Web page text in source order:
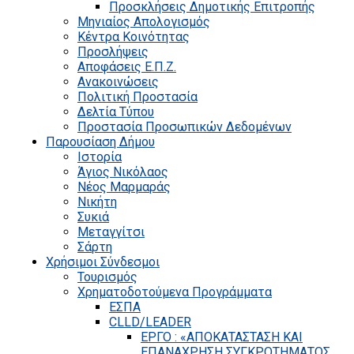
Προσκλήσεις Δημοτικής Επιτροπής
Μηνιαίος Απολογισμός
Κέντρα Κοινότητας
Προσλήψεις
Αποφάσεις Ε.Π.Ζ.
Ανακοινώσεις
Πολιτική Προστασία
Δελτία Τύπου
Προστασία Προσωπικών Δεδομένων
Παρουσίαση Δήμου
Ιστορία
Άγιος Νικόλαος
Νέος Μαρμαράς
Νικήτη
Συκιά
Μεταγγίτσι
Σάρτη
Χρήσιμοι Σύνδεσμοι
Τουρισμός
Χρηματοδοτούμενα Προγράμματα
ΕΣΠΑ
CLLD/LEADER
ΕΡΓΟ : «ΑΠΟΚΑΤΑΣΤΑΣΗ ΚΑΙ